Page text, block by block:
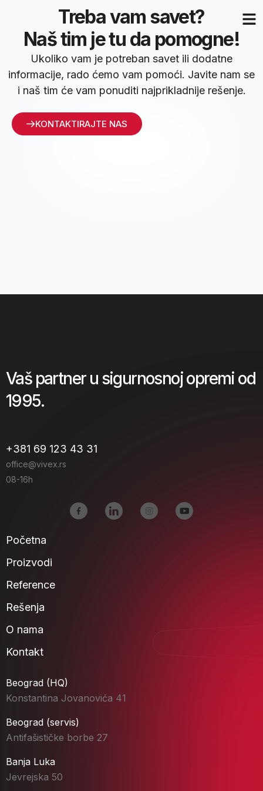
Treba vam savet?
Naš tim je tu da pomogne!
Ukoliko vam je potreban savet ili dodatne
informacije, rado ćemo vam pomoći. Javite nam se
i naš tim će vam ponuditi najprikladnije rešenje.
KONTAKTIRAJTE NAS
Vaš partner u sigurnosnoj opremi od
1995.
+381 69 123 43 31
office@vivex.rs
08-16h
Početna
Proizvodi
Reference
Rešenja
O nama
Kontakt
Beograd (HQ)
Konstantina Jovanovića 41
Beograd (servis)
Antifašističke borbe 27
Banja Luka
Jevrejska 50